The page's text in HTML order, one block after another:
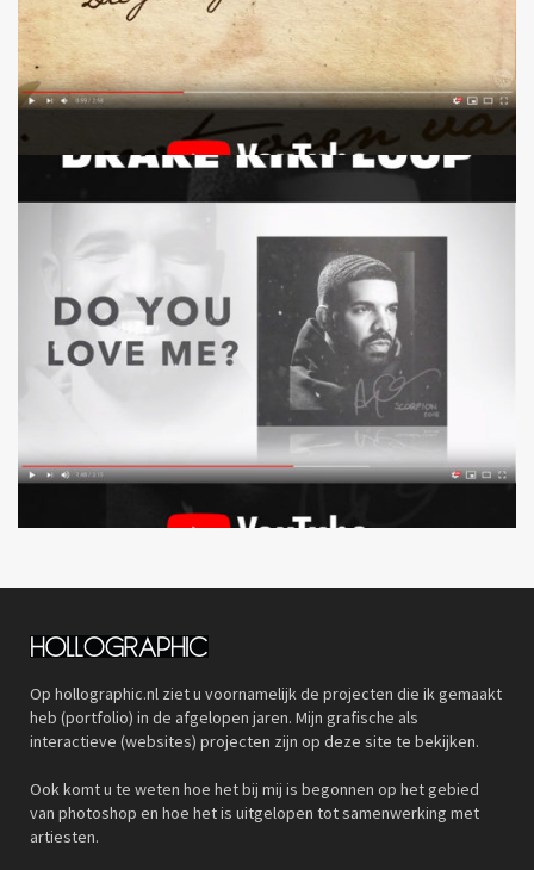
Op hollographic.nl ziet u voornamelijk de projecten die ik gemaakt
heb (portfolio) in de afgelopen jaren. Mijn grafische als
interactieve (websites) projecten zijn op deze site te bekijken.
Ook komt u te weten hoe het bij mij is begonnen op het gebied
van photoshop en hoe het is uitgelopen tot samenwerking met
artiesten.